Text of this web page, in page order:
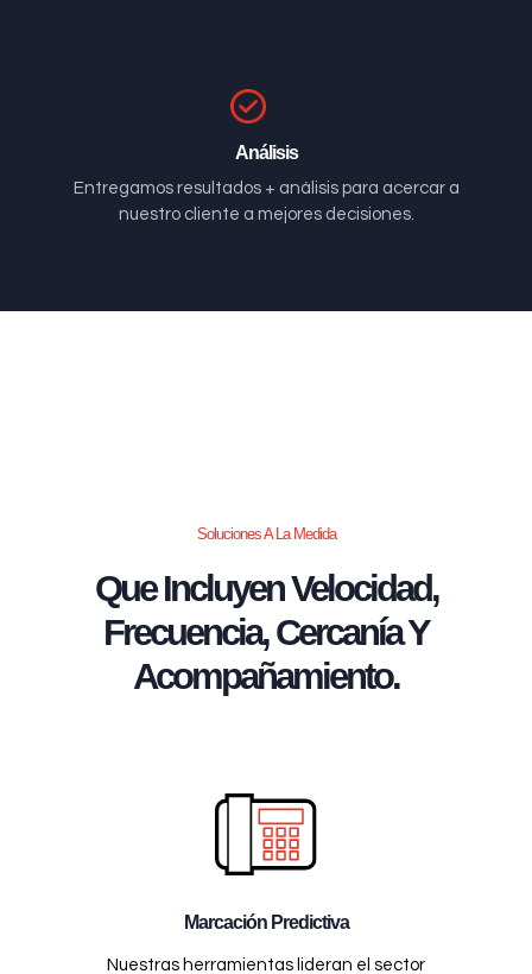
Análisis
Entregamos resultados + análisis para acercar a
nuestro cliente a mejores decisiones.
Soluciones A La Medida
Que Incluyen Velocidad,
Frecuencia, Cercanía Y
Acompañamiento.
Marcación Predictiva
Nuestras herramientas lideran el sector